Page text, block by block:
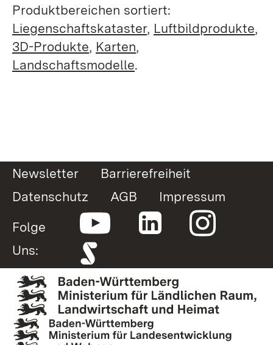
Produktbereichen sortiert:
Liegenschaftskataster, Luftbildprodukte,
3D-Produkte, Karten,
Landschaftsmodelle.
Newsletter
Barrierefreiheit
Datenschutz
AGB
Impressum
Folge
Uns: